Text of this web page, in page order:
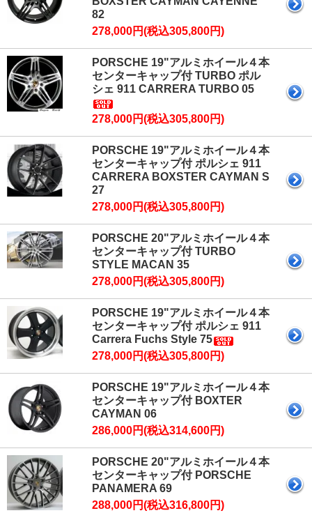
82
278,000円(税込305,800円)
PORSCHE 19"アルミホイール４本
センターキャップ付 TURBO ポル
シェ 911 CARRERA TURBO 05
278,000円(税込305,800円)
PORSCHE 19"アルミホイール４本
センターキャップ付 ポルシェ 911
CARRERA BOXSTER CAYMAN S
27
278,000円(税込305,800円)
PORSCHE 20"アルミホイール４本
センターキャップ付 TURBO
STYLE MACAN 35
278,000円(税込305,800円)
PORSCHE 19"アルミホイール４本
センターキャップ付 ポルシェ 911
Carrera Fuchs Style 75
278,000円(税込305,800円)
PORSCHE 19"アルミホイール４本
センターキャップ付 BOXTER
CAYMAN 06
286,000円(税込314,600円)
PORSCHE 20"アルミホイール４本
センターキャップ付 PORSCHE
PANAMERA 69
288,000円(税込316,800円)